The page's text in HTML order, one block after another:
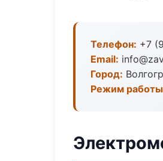
Телефон: +7
Email:
Город:
Режим